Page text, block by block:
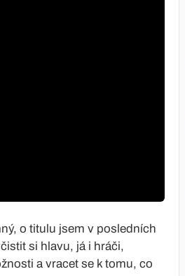
o titulu jsem v posledních
si hlavu, já i hráči,
a vracet se k tomu, co